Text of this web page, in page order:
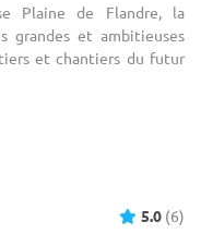
Plaine de Flandre, la
grandes et ambitieuses
et chantiers du futur
5.0 (6)